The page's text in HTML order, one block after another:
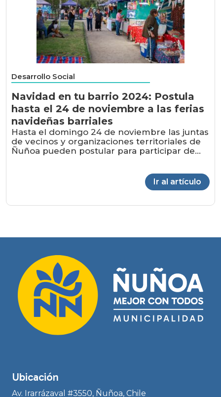
Desarrollo Social
Navidad en tu barrio 2024: Postula
hasta el 24 de noviembre a las ferias
navideñas barriales
Hasta el domingo 24 de noviembre las juntas
de vecinos y organizaciones territoriales de
Ñuñoa pueden postular para participar de...
Ir al artículo
Ubicación
Av. Irarrázaval #3550, Ñuñoa, Chile